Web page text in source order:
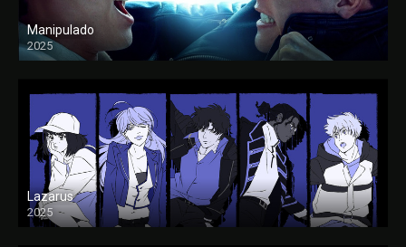
Manipulado
2025
Lazarus
2025